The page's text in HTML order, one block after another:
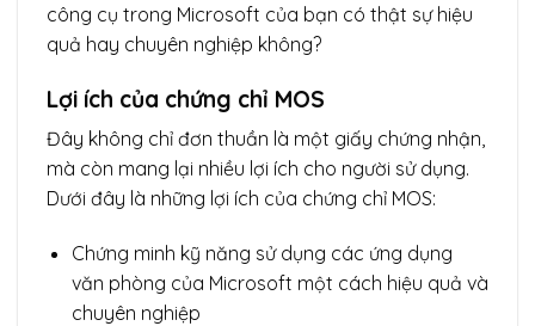
công cụ trong Microsoft của bạn có thật sự hiệu
quả hay chuyên nghiệp không?
Lợi ích của chứng chỉ MOS
Đây không chỉ đơn thuần là một giấy chứng nhận,
mà còn mang lại nhiều lợi ích cho người sử dụng.
Dưới đây là những lợi ích của chứng chỉ MOS:
Chứng minh kỹ năng sử dụng các ứng dụng
văn phòng của Microsoft một cách hiệu quả và
chuyên nghiệp